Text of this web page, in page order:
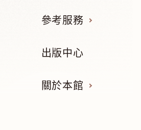
參考服務
出版中心
關於本館